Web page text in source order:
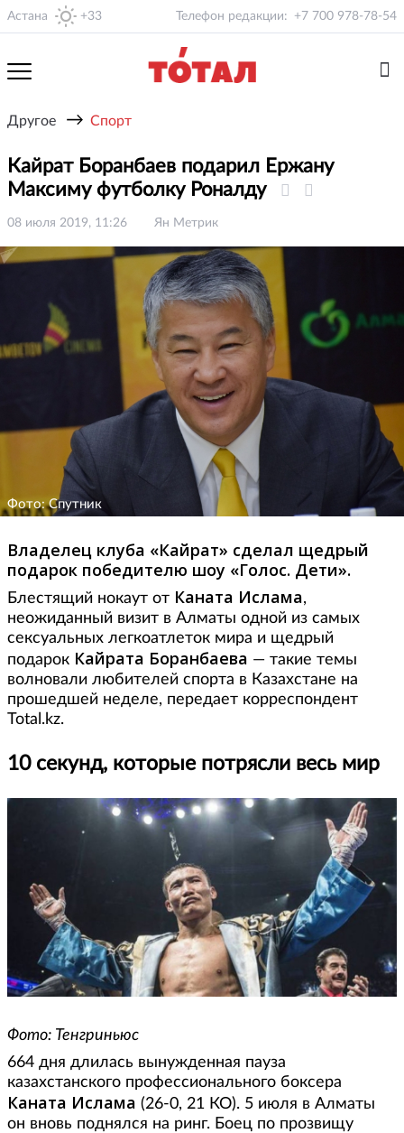
Астана +33 Телефон редакции: +7 700 978-78-54
Другое → Спорт
Кайрат Боранбаев подарил Ержану
Максиму футболку Роналду
08 июля 2019, 11:26 Ян Метрик
Фото: Спутник
Владелец клуба «Кайрат» сделал щедрый
подарок победителю шоу «Голос. Дети».
Блестящий нокаут от Каната Ислама,
неожиданный визит в Алматы одной из самых
сексуальных легкоатлеток мира и щедрый
подарок Кайрата Боранбаева — такие темы
волновали любителей спорта в Казахстане на
прошедшей неделе, передает корреспондент
Total.kz.
10 секунд, которые потрясли весь мир
Фото: Тенгриньюс
664 дня длилась вынужденная пауза
казахстанского профессионального боксера
Каната Ислама (26-0, 21 КО). 5 июля в Алматы
он вновь поднялся на ринг. Боец по прозвищу